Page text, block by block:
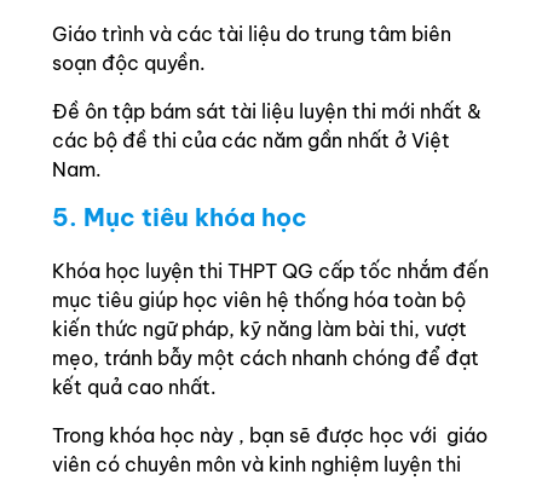
Giáo trình và các tài liệu do trung tâm biên
soạn độc quyền.
Đề ôn tập bám sát tài liệu luyện thi mới nhất &
các bộ đề thi của các năm gần nhất ở Việt
Nam.
5. Mục tiêu khóa học
Khóa học luyện thi THPT QG cấp tốc nhắm đến
mục tiêu giúp học viên hệ thống hóa toàn bộ
kiến thức ngữ pháp, kỹ năng làm bài thi, vượt
mẹo, tránh bẫy một cách nhanh chóng để đạt
kết quả cao nhất.
Trong khóa học này , bạn sẽ được học với giáo
viên có chuyên môn và kinh nghiệm luyện thi